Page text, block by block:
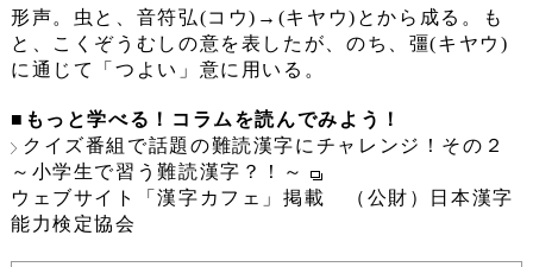
形声。虫と、音符弘(コウ)→(キヤウ)とから成る。も
と、こくぞうむしの意を表したが、のち、彊(キヤウ)
に通じて「つよい」意に用いる。
■もっと学べる！コラムを読んでみよう！
クイズ番組で話題の難読漢字にチャレンジ！その２
～小学生で習う難読漢字？！～
ウェブサイト「漢字カフェ」掲載 （公財）日本漢字
能力検定協会